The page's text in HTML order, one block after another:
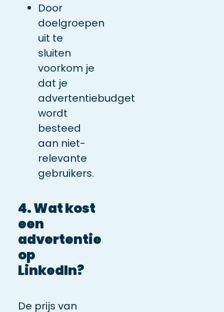
Door
doelgroepen
uit te
sluiten
voorkom je
dat je
advertentiebudget
wordt
besteed
aan niet-
relevante
gebruikers.
4. Wat kost
een
advertentie
op
LinkedIn?
De prijs van